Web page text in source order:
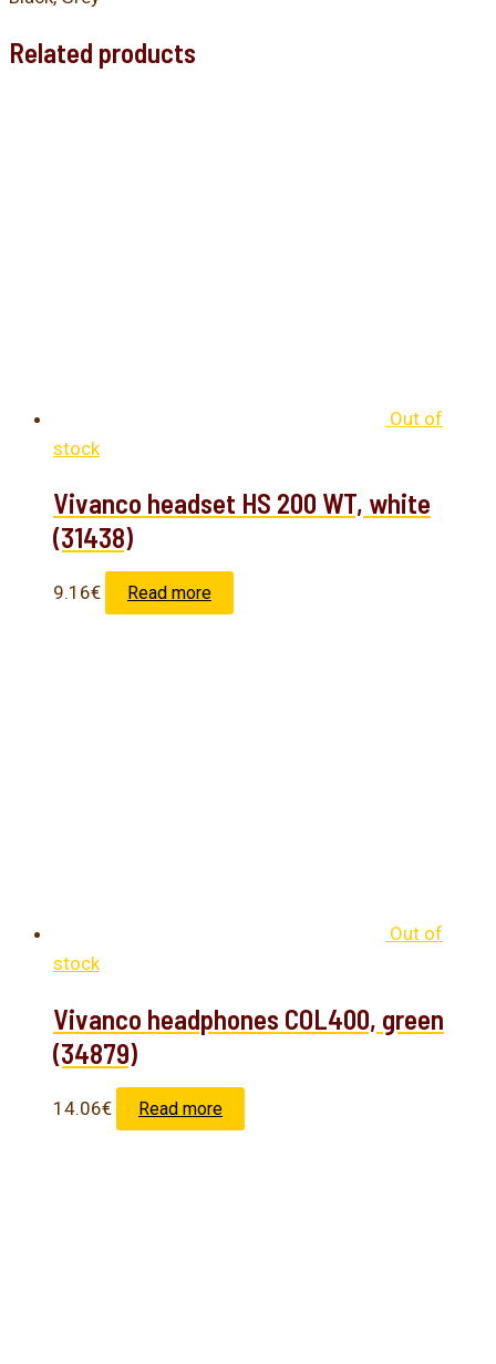
Related products
Out of
stock
Vivanco headset HS 200 WT, white
(31438)
9.16€ Read more
Out of
stock
Vivanco headphones COL400, green
(34879)
14.06€ Read more